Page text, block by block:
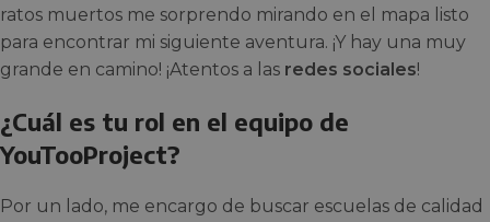
ratos muertos me sorprendo mirando en el mapa listo
para encontrar mi siguiente aventura. ¡Y hay una muy
grande en camino! ¡Atentos a las redes sociales!
¿Cuál es tu rol en el equipo de
YouTooProject?
Por un lado, me encargo de buscar escuelas de calidad